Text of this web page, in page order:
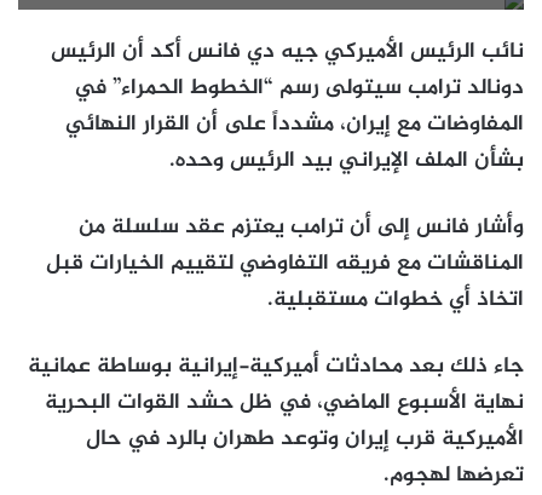
نائب الرئيس الأميركي جيه دي فانس أكد أن الرئيس
دونالد ترامب سيتولى رسم “الخطوط الحمراء” في
المفاوضات مع إيران، مشدداً على أن القرار النهائي
بشأن الملف الإيراني بيد الرئيس وحده.
وأشار فانس إلى أن ترامب يعتزم عقد سلسلة من
المناقشات مع فريقه التفاوضي لتقييم الخيارات قبل
اتخاذ أي خطوات مستقبلية.
جاء ذلك بعد محادثات أميركية-إيرانية بوساطة عمانية
نهاية الأسبوع الماضي، في ظل حشد القوات البحرية
الأميركية قرب إيران وتوعد طهران بالرد في حال
تعرضها لهجوم.